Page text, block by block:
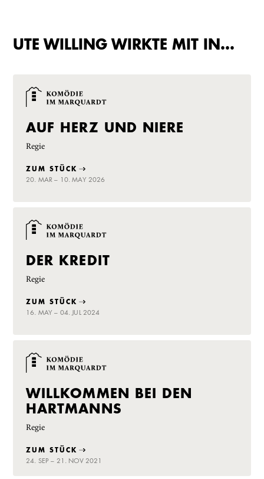
UTE WILLING WIRKTE MIT IN…
AUF HERZ UND NIERE
Regie
ZUM STÜCK
20. MAR – 10. MAY 2026
DER KREDIT
Regie
ZUM STÜCK
16. MAY – 04. JUL 2024
WILLKOMMEN BEI DEN
HARTMANNS
Regie
ZUM STÜCK
24. SEP – 21. NOV 2021